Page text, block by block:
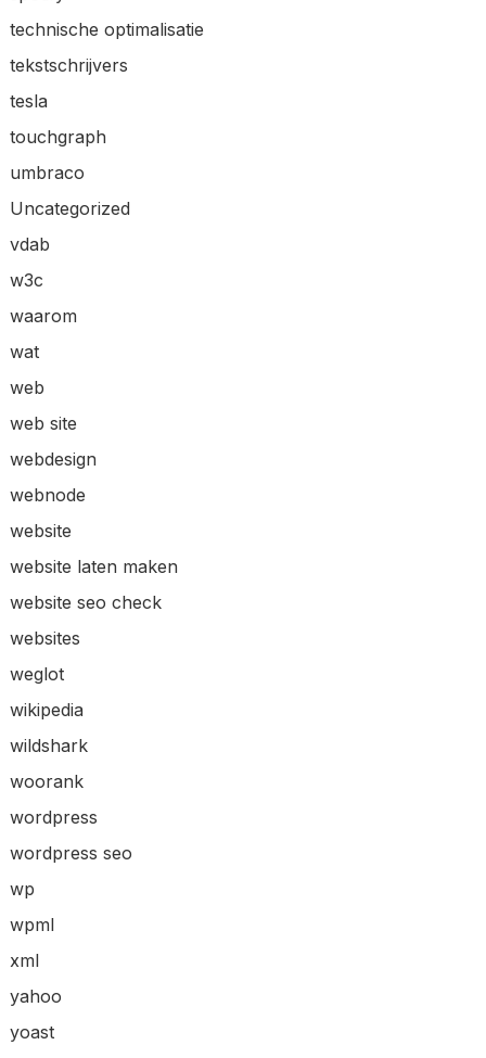
technische optimalisatie
tekstschrijvers
tesla
touchgraph
umbraco
Uncategorized
vdab
w3c
waarom
wat
web
web site
webdesign
webnode
website
website laten maken
website seo check
websites
weglot
wikipedia
wildshark
woorank
wordpress
wordpress seo
wp
wpml
xml
yahoo
yoast